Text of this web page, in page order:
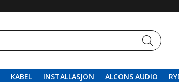
KABEL INSTALLASJON ALCONS AUDIO